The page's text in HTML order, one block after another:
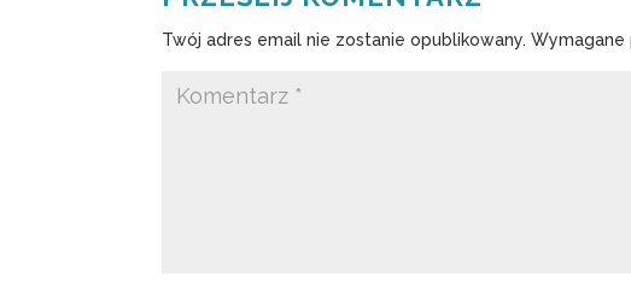
Twój adres email nie zostanie opublikowany.